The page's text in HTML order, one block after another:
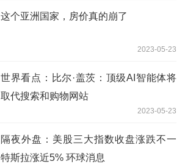
这个亚洲国家，房价真的崩了
2023-05-23
世界看点：比尔·盖茨：顶级AI智能体将
取代搜索和购物网站
2023-05-23
隔夜外盘：美股三大指数收盘涨跌不一
特斯拉涨近5% 环球消息